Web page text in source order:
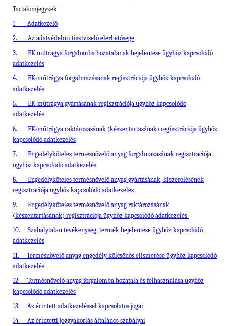
Tartalomjegyzék
1.
Adatkezelő
2.
Az adatvédelmi tisztviselő elérhetősége
3.
EK műtrágya forgalomba hozatalának bejelentése ügyhöz kapcsolódó
adatkezelés
4.
EK-műtrágya forgalmazásának regisztrációja ügyhöz kapcsolódó
adatkezelés
5.
EK-műtrágya gyártásának regisztrációja ügyhöz kapcsolódó
adatkezelés
6.
EK-műtrágya raktározásának (készentartásának) regisztrációja ügyhöz
kapcsolódó adatkezelés
7.
Engedélyköteles termésnövelő anyag forgalmazásának regisztrációja
ügyhöz kapcsolódó adatkezelés
8.
Engedélyköteles termésnövelő anyag gyártásának, kiszerelésének
regisztrációja ügyhöz kapcsolódó adatkezelés
9.
Engedélyköteles termésnövelő anyag raktározásának
(készentartásának) regisztrációja ügyhöz kapcsolódó adatkezelés
10.
Szabálytalan tevékenység, termék bejelentése ügyhöz kapcsolódó
adatkezelés
11.
Termésnövelő anyag engedély kölcsönös elismerése ügyhöz kapcsolódó
adatkezelés
12. Termésnövelő anyag forgalomba hozatala és felhasználása ügyhöz
kapcsolódó adatkezelés
13.
Az érintett adatkezeléssel kapcsolatos jogai
14.
Az érintetti joggyakorlás általános szabályai